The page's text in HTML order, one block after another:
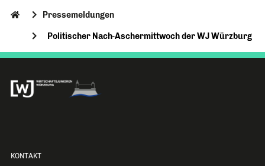
Senatoren
Ziele
Imagefilm
Merchandising-Klamotten
Pressemeldungen
Politischer Nach-Aschermittwoch der WJ Würzburg
KONTAKT